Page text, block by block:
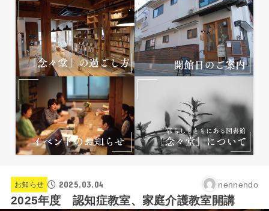
お知らせ 2025.03.04 nennendo
2025年度 認知症教室、家庭介護教室開講